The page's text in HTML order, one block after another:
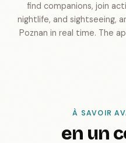
find companions, join
nightlife, and sightseeing,
Poznan in real time. The
À SAVOIR
en un